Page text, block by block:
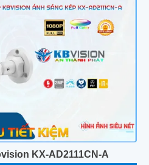
KX-AD2111CN-A